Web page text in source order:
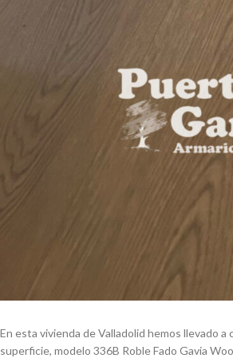
En esta vivienda de Valladolid hemos llevado
superficie, modelo 336B Roble Fado Gavia